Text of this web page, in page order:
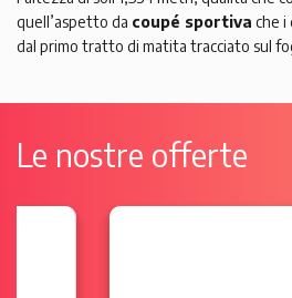
quell’aspetto da coupé sportiva che i
dal primo tratto di matita tracciato sul
Le nostre offerte